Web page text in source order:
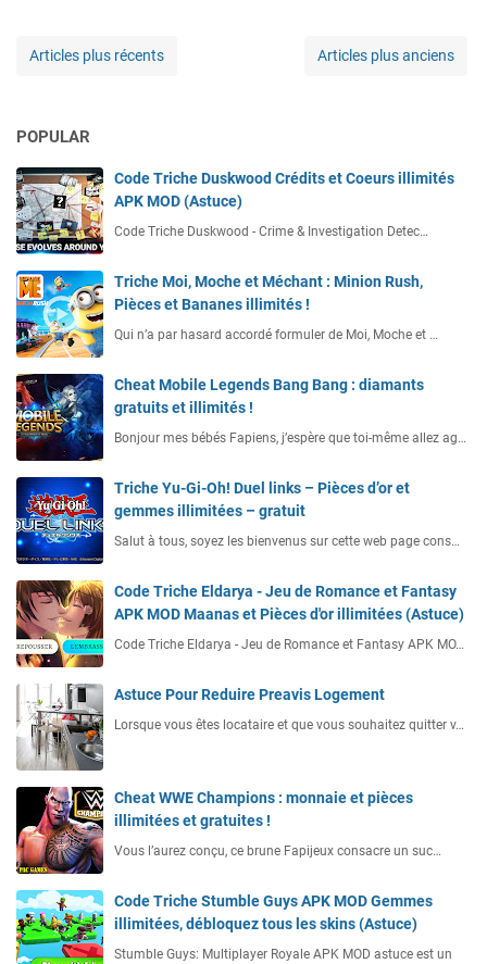
Articles plus récents Articles plus anciens
POPULAR
Code Triche Duskwood Crédits et Coeurs illimités
APK MOD (Astuce)
Code Triche Duskwood - Crime & Investigation Detec…
Triche Moi, Moche et Méchant : Minion Rush,
Pièces et Bananes illimités !
Qui n’a par hasard accordé formuler de Moi, Moche et …
Cheat Mobile Legends Bang Bang : diamants
gratuits et illimités !
Bonjour mes bébés Fapiens, j’espère que toi-même allez ag…
Triche Yu-Gi-Oh! Duel links – Pièces d’or et
gemmes illimitées – gratuit
Salut à tous, soyez les bienvenus sur cette web page cons…
Code Triche Eldarya - Jeu de Romance et Fantasy
APK MOD Maanas et Pièces d'or illimitées (Astuce)
Code Triche Eldarya - Jeu de Romance et Fantasy APK MO…
Astuce Pour Reduire Preavis Logement
Lorsque vous êtes locataire et que vous souhaitez quitter v…
Cheat WWE Champions : monnaie et pièces
illimitées et gratuites !
Vous l’aurez conçu, ce brune Fapijeux consacre un suc…
Code Triche Stumble Guys APK MOD Gemmes
illimitées, débloquez tous les skins (Astuce)
Stumble Guys: Multiplayer Royale APK MOD astuce est un